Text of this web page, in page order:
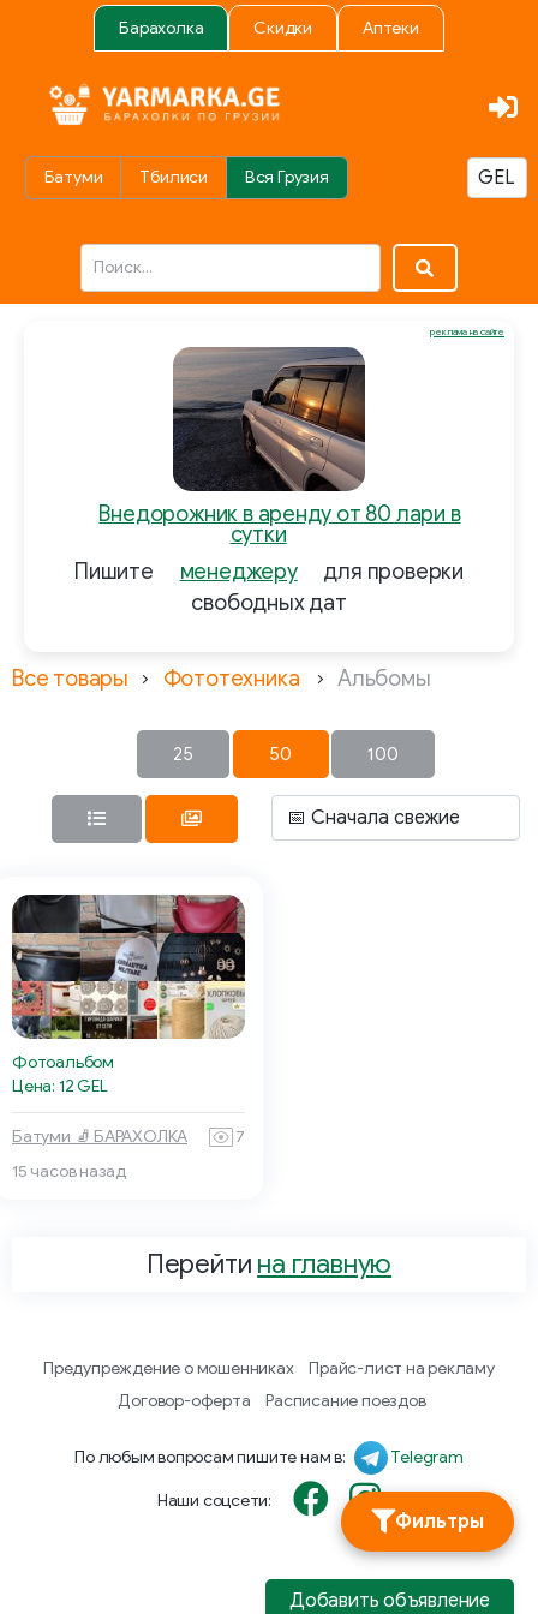
Барахолка Скидки Аптеки
Батуми Тбилиси Вся Грузия
Внедорожник в аренду от 80 лари в
сутки
Пишите
менеджеру
для проверки
свободных дат
реклама на сайте
Все товары Фототехника Альбомы
Фильтры
25 50 100
Фотоальбом
Цена: 12 GEL
Батуми 🧦 БАРАХОЛКА
7
15 часов назад
Перейти на главную
Предупреждение о мошенниках
Прайс-лист на рекламу
Договор-оферта
Расписание поездов
По любым вопросам пишите нам в: Telegram
Наши соцсети:
Добавить объявление